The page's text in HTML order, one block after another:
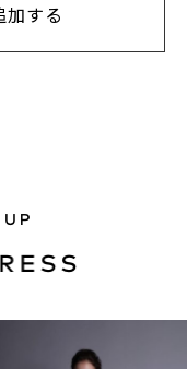
する